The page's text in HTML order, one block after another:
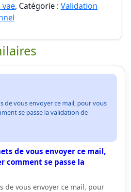
, Catégorie : Validation
de vous envoyer ce mail, pour vous
se passe la validation de
de vous envoyer ce mail,
comment se passe la
de vous envoyer ce mail, pour